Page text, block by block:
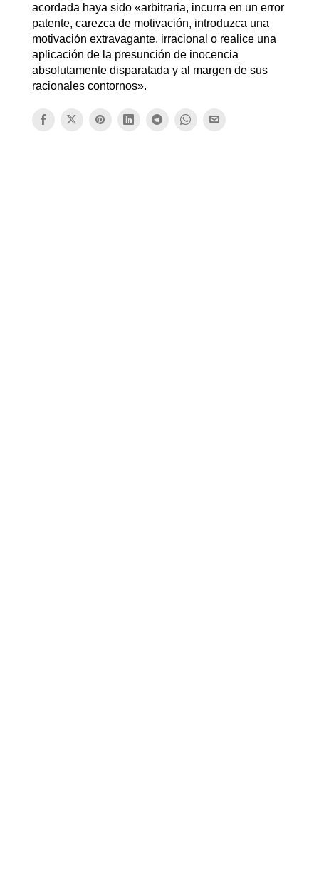
acordada haya sido «arbitraria, incurra en un error
patente, carezca de motivación, introduzca una
motivación extravagante, irracional o realice una
aplicación de la presunción de inocencia
absolutamente disparatada y al margen de sus
racionales contornos».